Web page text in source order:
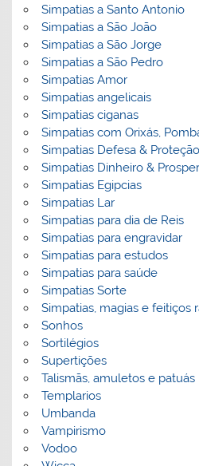
Simpatias a Santo Antonio
Simpatias a São João
Simpatias a São Jorge
Simpatias a São Pedro
Simpatias Amor
Simpatias angelicais
Simpatias ciganas
Simpatias com Orixás,
Simpatias Defesa & Proteção
Simpatias Dinheiro &
Simpatias Egipcias
Simpatias Lar
Simpatias para dia de Reis
Simpatias para engravidar
Simpatias para estudos
Simpatias para saúde
Simpatias Sorte
Simpatias, magias e feitiços
Sonhos
Sortilégios
Supertições
Talismãs, amuletos e patuás
Templarios
Umbanda
Vampirismo
Vodoo